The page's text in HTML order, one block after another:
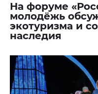
На форуме
молодёжь
экотуризма и
наследия